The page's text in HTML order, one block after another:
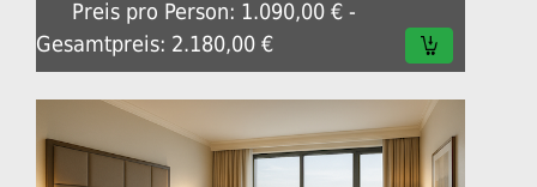
Preis pro Person: 1.090,00 € -
Gesamtpreis: 2.180,00 €